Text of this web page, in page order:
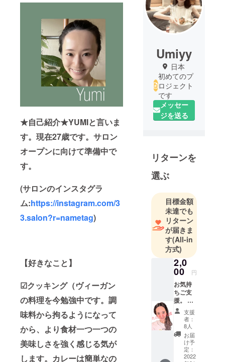
★自己紹介★YUMIと言いま
す。現在27歳です。サロン
オープンに向けて準備中で
す。
(サロンのインスタグラ
ム:https://instagram.com/3
3.salon?r=nametag)
【好きなこと】
☑クッキング（ヴィーガン
の料理を今勉強中です。調
味料から拘るようになって
から、より食材一つ一つの
美味しさを強く感じる気が
します。カレーは簡単なの
Umiyy
日本
初めてのプ
ロジェクト
です
メッセー
ジを送る
リターンを
選ぶ
目標金額
未達でも
リターン
が届きま
す(All-in
方式)
2,0
00 円
お気持
ちご支
援。 任
意の金
額での
ご支
援、お
気持ち
支援の
場合の
支援
者：
8人
お届
け予
定：
2022